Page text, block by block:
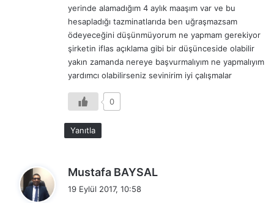
yerinde alamadığım 4 aylık maaşım var ve bu
hesapladığı tazminatlarıda ben uğraşmazsam
ödeyeceğini düşünmüyorum ne yapmam gerekiyor
şirketin iflas açıklama gibi bir düşünceside olabilir
yakın zamanda nereye başvurmalıyım ne yapmalıyım
yardımcı olabilirseniz sevinirim iyi çalışmalar
0
Yanıtla
Mustafa BAYSAL
19 Eylül 2017, 10:58